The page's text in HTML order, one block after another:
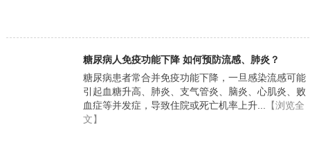
糖尿病人免疫功能下降 如何预防流感、肺炎？
糖尿病患者常合并免疫功能下降，一旦感染流感可能
引起血糖升高、肺炎、支气管炎、脑炎、心肌炎、败
血症等并发症，导致住院或死亡机率上升...
【浏览全
文】